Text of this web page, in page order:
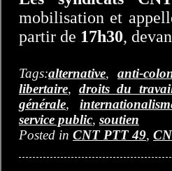
mobilisation et
partir de 17h30,
Tags:alternative,anti-
libertaire, droits du
générale,
service public, soutien
Posted in CNT PTT 49,